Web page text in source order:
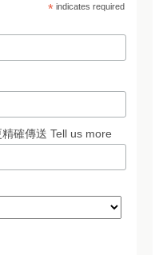
*indicates required
確傳送 Tell us more